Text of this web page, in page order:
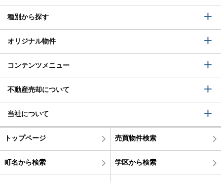
種別から探す
オリジナル物件
コンテンツメニュー
不動産売却について
当社について
トップページ 売買物件検索
町名から検索 学区から検索